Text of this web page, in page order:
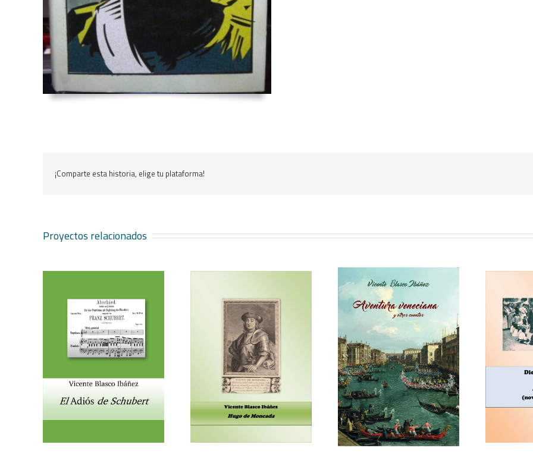
¡Comparte esta historia, elige tu plataforma!
Proyectos relacionados
Vicente Blasco Ibáñez, Hugo
de Moncada
Aventura veneciana y otros
cuentos
Dionisio Laguía, La horda
(novela en acción)